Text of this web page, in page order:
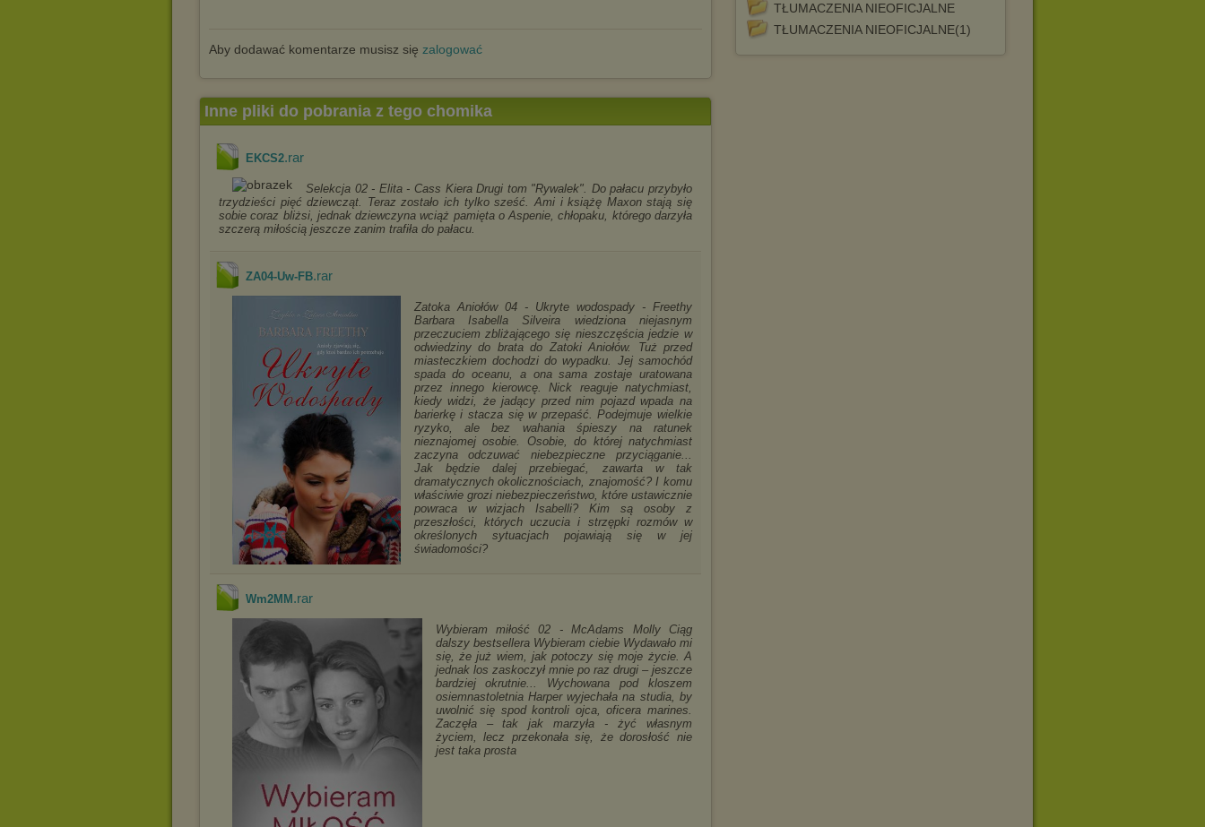
Aby dodawać komentarze musisz się zalogować
TŁUMACZENIA NIEOFICJALNE
TŁUMACZENIA NIEOFICJALNE(1)
Inne pliki do pobrania z tego chomika
EKCS2.rar
Selekcja 02 - Elita - Cass Kiera Drugi tom "Rywalek". Do pałacu przybyło
trzydzieści pięć dziewcząt. Teraz zostało ich tylko sześć. Ami i książę Maxon stają się
sobie coraz bliżsi, jednak dziewczyna wciąż pamięta o Aspenie, chłopaku, którego darzyła
szczerą miłością jeszcze zanim trafiła do pałacu.
ZA04-Uw-FB.rar
Zatoka Aniołów 04 - Ukryte wodospady - Freethy
Barbara Isabella Silveira wiedziona niejasnym
przeczuciem zbliżającego się nieszczęścia jedzie w
odwiedziny do brata do Zatoki Aniołów. Tuż przed
miasteczkiem dochodzi do wypadku. Jej samochód
spada do oceanu, a ona sama zostaje uratowana
przez innego kierowcę. Nick reaguje natychmiast,
kiedy widzi, że jadący przed nim pojazd wpada na
barierkę i stacza się w przepaść. Podejmuje wielkie
ryzyko, ale bez wahania śpieszy na ratunek
nieznajomej osobie. Osobie, do której natychmiast
zaczyna odczuwać niebezpieczne przyciąganie...
Jak będzie dalej przebiegać, zawarta w tak
dramatycznych okolicznościach, znajomość? I komu
właściwie grozi niebezpieczeństwo, które ustawicznie
powraca w wizjach Isabelli? Kim są osoby z
przeszłości, których uczucia i strzępki rozmów w
określonych sytuacjach pojawiają się w jej
świadomości?
Wm2MM .rar
Wybieram miłość 02 - McAdams Molly Ciąg
dalszy bestsellera Wybieram ciebie Wydawało mi
się, że już wiem, jak potoczy się moje życie. A
jednak los zaskoczył mnie po raz drugi – jeszcze
bardziej okrutnie... Wychowana pod kloszem
osiemnastoletnia Harper wyjechała na studia, by
uwolnić się spod kontroli ojca, oficera marines.
Zaczęła – tak jak marzyła - żyć własnym
życiem, lecz przekonała się, że dorosłość nie
jest taka prosta